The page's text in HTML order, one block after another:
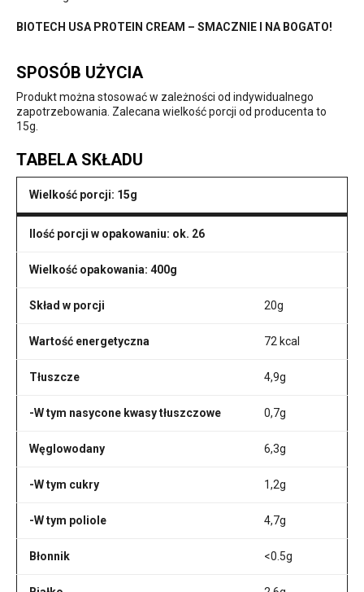
BIOTECH USA PROTEIN CREAM – SMACZNIE I NA BOGATO!
SPOSÓB UŻYCIA
Produkt można stosować w zależności od indywidualnego
zapotrzebowania. Zalecana wielkość porcji od producenta to
15g.
TABELA SKŁADU
Wielkość porcji: 15g
Ilość porcji w opakowaniu: ok. 26
Wielkość opakowania: 400g
Skład w porcji 20g
Wartość energetyczna 72 kcal
Tłuszcze 4,9g
-W tym nasycone kwasy tłuszczowe 0,7g
Węglowodany 6,3g
-W tym cukry 1,2g
-W tym poliole 4,7g
Błonnik <0.5g